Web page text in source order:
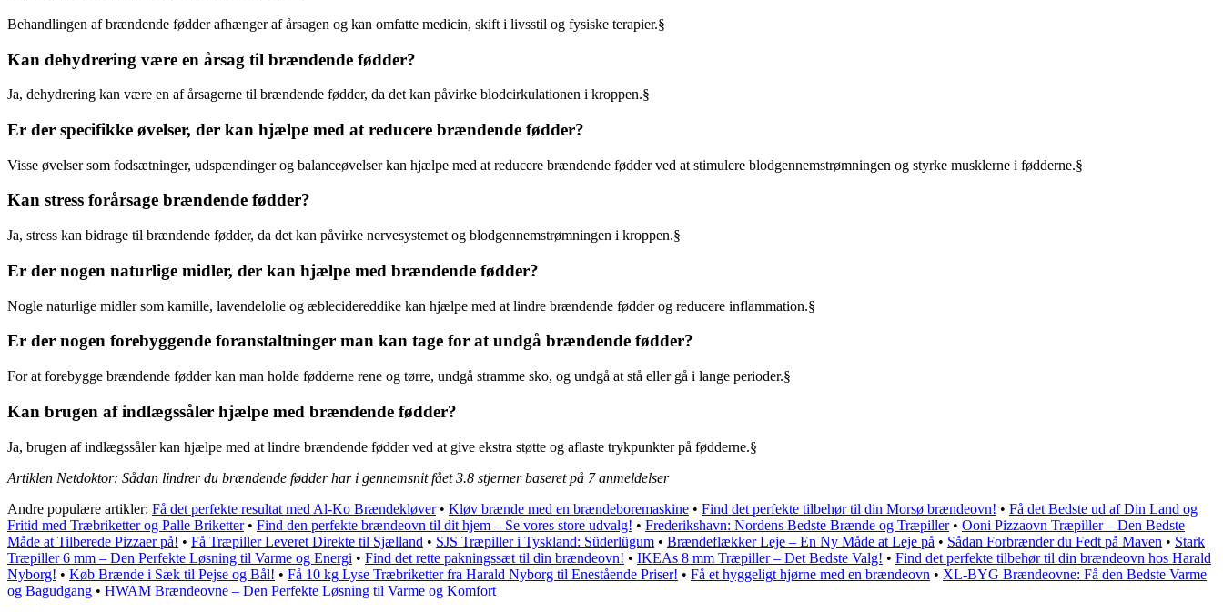
Behandlingen af brændende fødder afhænger af årsagen og kan omfatte medicin, skift i livsstil og fysiske terapier.§
Kan dehydrering være en årsag til brændende fødder?
Ja, dehydrering kan være en af årsagerne til brændende fødder, da det kan påvirke blodcirkulationen i kroppen.§
Er der specifikke øvelser, der kan hjælpe med at reducere brændende fødder?
Visse øvelser som fodsætninger, udspændinger og balanceøvelser kan hjælpe med at reducere brændende fødder ved at stimulere blodgennemstrømningen og styrke musklerne i fødderne.§
Kan stress forårsage brændende fødder?
Ja, stress kan bidrage til brændende fødder, da det kan påvirke nervesystemet og blodgennemstrømningen i kroppen.§
Er der nogen naturlige midler, der kan hjælpe med brændende fødder?
Nogle naturlige midler som kamille, lavendelolie og æblecidereddike kan hjælpe med at lindre brændende fødder og reducere inflammation.§
Er der nogen forebyggende foranstaltninger man kan tage for at undgå brændende fødder?
For at forebygge brændende fødder kan man holde fødderne rene og tørre, undgå stramme sko, og undgå at stå eller gå i lange perioder.§
Kan brugen af ​​indlægssåler hjælpe med brændende fødder?
Ja, brugen af ​​indlægssåler kan hjælpe med at lindre brændende fødder ved at give ekstra støtte og aflaste trykpunkter på fødderne.§
Artiklen Netdoktor: Sådan lindrer du brændende fødder har i gennemsnit fået3.8 stjerner baseret på 7anmeldelser
Andre populære artikler: Få det perfekte resultat med Al-Ko Brændekløver• Kløv brænde med en brændeboremaskine • Find det perfekte tilbehør til din Morsø brændeovn! • Få det Bedste ud af Din Land og
Fritid med Træbriketter og Palle Briketter• Find den perfekte brændeovn til dit hjem – Se vores store udvalg! • Frederikshavn: Nordens Bedste Brænde og Træpiller• Ooni Pizzaovn Træpiller – Den Bedste
Måde at Tilberede Pizzaer på! • Få Træpiller Leveret Direkte til Sjælland • SJS Træpiller i Tyskland: Süderlügum • Brændeflækker Leje – En Ny Måde at Leje på • Sådan Forbrænder du Fedt på Maven • Stark
Træpiller 6 mm – Den Perfekte Løsning til Varme og Energi • Find det rette pakningssæt til din brændeovn! • IKEAs 8 mm Træpiller – Det Bedste Valg! • Find det perfekte tilbehør til din brændeovn hos Harald
Nyborg! • Køb Brænde i Sæk til Pejse og Bål! • Få 10 kg Lyse Træbriketter fra Harald Nyborg til Enestående Priser! • Få et hyggeligt hjørne med en brændeovn • XL-BYG Brændeovne: Få den Bedste Varme
og Bagudgang • HWAM Brændeovne – Den Perfekte Løsning til Varme og Komfort